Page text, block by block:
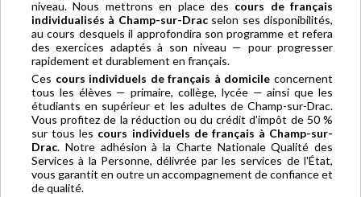
niveau. Nous mettrons en place des cours de français
individualisés à Champ-sur-Dracselon ses disponibilités,
au cours desquels il approfondira son programme et refera
des exercices adaptés à son niveau — pour progresser
rapidement et durablement en français.
Ces cours individuels de français à domicile concernent
tous les élèves — primaire, collège, lycée — ainsi que les
étudiants en supérieur et les adultes de Champ-sur-Drac.
Vous profitez de la réduction ou du crédit d'impôt de 50 %
sur tous les cours individuels de français à Champ-sur-
Drac. Notre adhésion à la Charte Nationale Qualité des
Services à la Personne, délivrée par les services de l'État,
vous garantit en outre un accompagnement de confiance et
de qualité.